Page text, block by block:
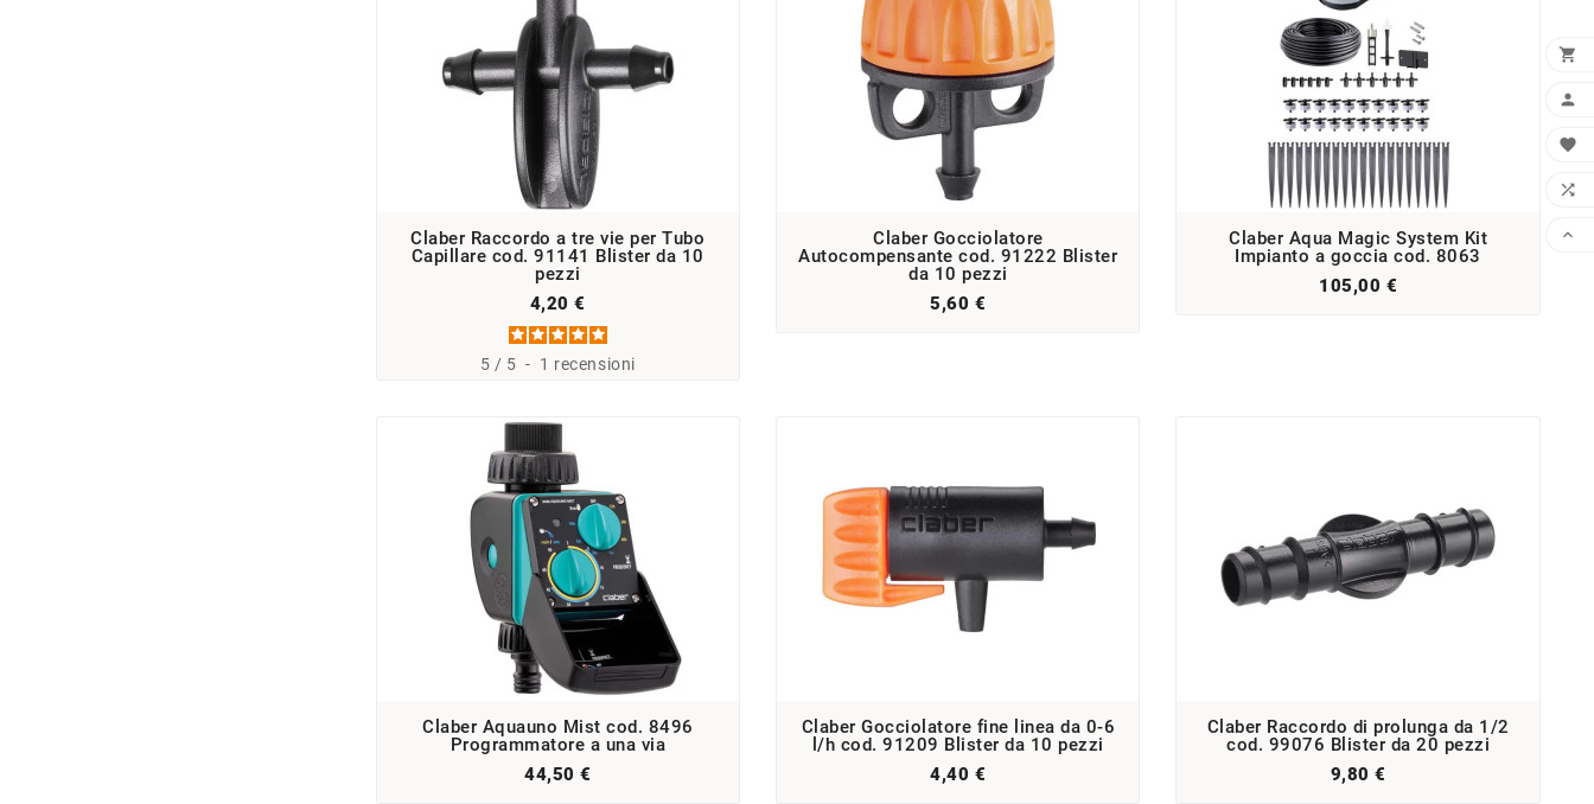
Claber Raccordo a tre vie per Tubo
Capillare cod. 91141 Blister da 10
pezzi
4,20 €
5 / 5 - 1 recensioni
Claber Gocciolatore
Autocompensante cod. 91222 Blister
da 10 pezzi
5,60 €
Claber Aqua Magic System Kit
Impianto a goccia cod. 8063
105,00 €
Claber Aquauno Mist cod. 8496
Programmatore a una via
44,50 €
Claber Gocciolatore fine linea da 0-6
l/h cod. 91209 Blister da 10 pezzi
4,40 €
Claber Raccordo di prolunga da 1/2
cod. 99076 Blister da 20 pezzi
9,80 €




